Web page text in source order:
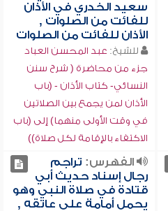
سعيد الخدري في الأذان
للفائت من الصلوات ,
الأذان للفائت من الصلوات
للشيخ: عبد المحسن العباد
جزء من محاضرة ( شرح سنن
النسائي- كتاب الأذان - (باب
الأذان لمن يجمع بين الصلاتين
في وقت الأولى منهما) إلى (باب
الاكتفاء بالإقامة لكل صلاة))
الفهرس: تراجم
رجال إسناد حديث أبي
قتادة في صلاة النبي وهو
يحمل أمامة على عاتقه ,